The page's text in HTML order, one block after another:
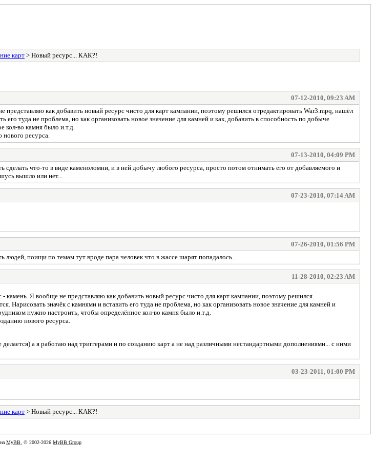
карт > Новый ресурс... КАК?!
07-12-2010, 09:23 AM
как добавить новый ресурс чисто для карт кампании, поэтому решился отредактировать War3.mpq, нашёл
его туда не проблема, но как организовать новое значение для камней и как, добавить в способность по добыче
кол-во камня было и.т.д.
ресурса.
07-13-2010, 04:09 PM
сделать что-то в виде каменоломни, и в ней добычу любого ресурса, просто потом отнимать его от добавляемого и
вышло или нет...
07-23-2010, 07:14 AM
07-26-2010, 01:56 PM
поищи по темам тут вроде пара человек что в жассе шарят попадалось...
11-28-2010, 02:23 AM
Я вообще не представляю как добавить новый ресурс чисто для карт кампании, поэтому решился
Нарисовать значёк с камнями и вставить его туда не проблема, но как организовать новое значение для камней и
нужно настроить, чтобы определённое кол-во камня было и.т.д.
нового ресурса.
а я работаю над триггерами и по созданию карт а не над различными нестандартными дополнениями... с ними
03-23-2011, 01:00 PM
карт > Новый ресурс... КАК?!
MyBB , © 2002-2026 MyBB Group